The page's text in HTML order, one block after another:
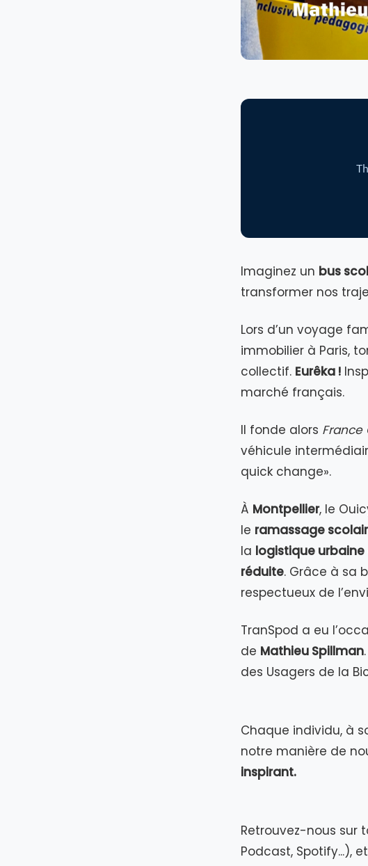
Imaginez un bus
transformer nos
Lors d’un voyage
immobilier à Paris,
collectif. Eurêka !
marché français.
Il fonde alors France
véhicule
quick change».
À Montpellier, le
le ramassage
la logistique urbaine
réduite. Grâce à sa
respectueux de
TranSpod a eu
de Mathieu Spillman
des Usagers de la
Chaque individu, à
notre manière de
inspirant.
Retrouvez-nous sur
Podcast, Spotify...),